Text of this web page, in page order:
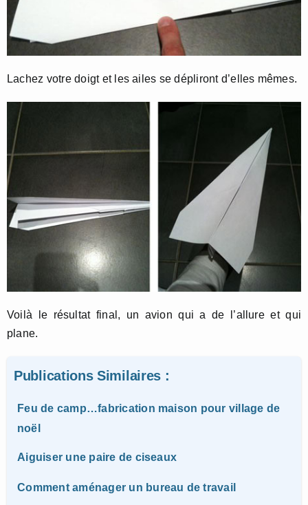
Lachez votre doigt et les ailes se dépliront d’elles mêmes.
Voilà le résultat final, un avion qui a de l’allure et qui
plane.
Publications Similaires :
Feu de camp…fabrication maison pour village de
noël
Aiguiser une paire de ciseaux
Comment aménager un bureau de travail